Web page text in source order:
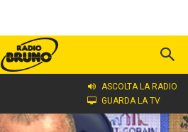
ASCOLTA LA RADIO
GUARDA LA TV